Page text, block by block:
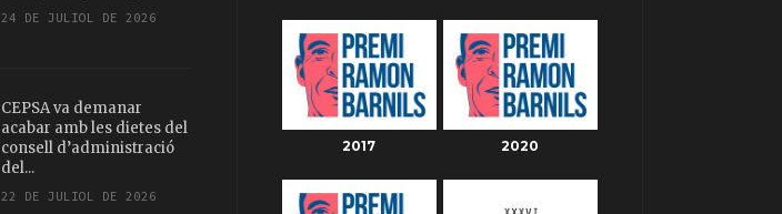
24 DE JULIOL DE 2026
CEPSA va demanar
acabar amb les dietes del
consell d’administració
del...
22 DE JULIOL DE 2026
2017 2020